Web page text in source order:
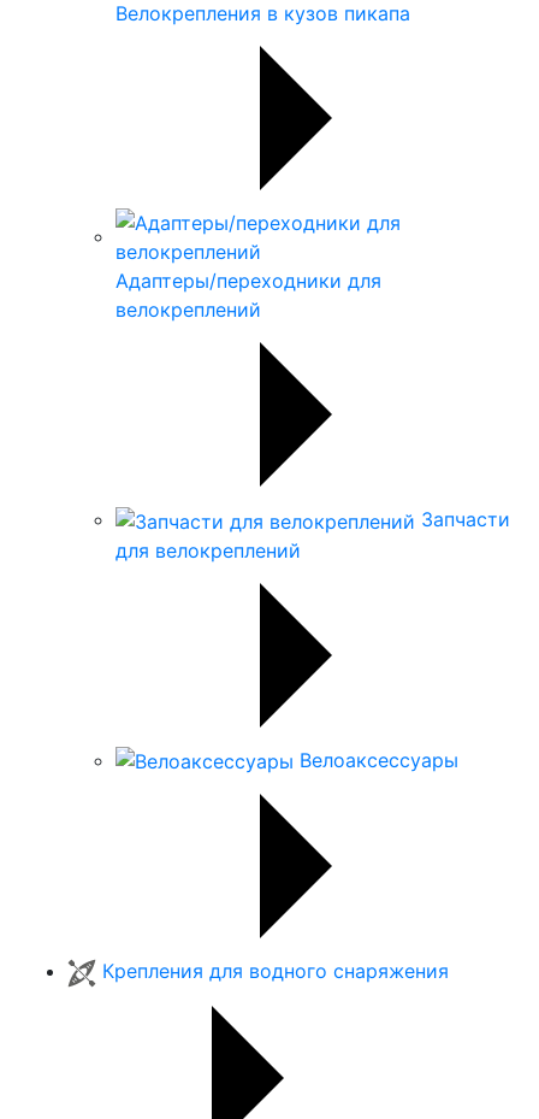
Велокрепления в кузов пикапа
Адаптеры/переходники для
велокреплений
Запчасти
для велокреплений
Велоаксессуары
Крепления для водного снаряжения